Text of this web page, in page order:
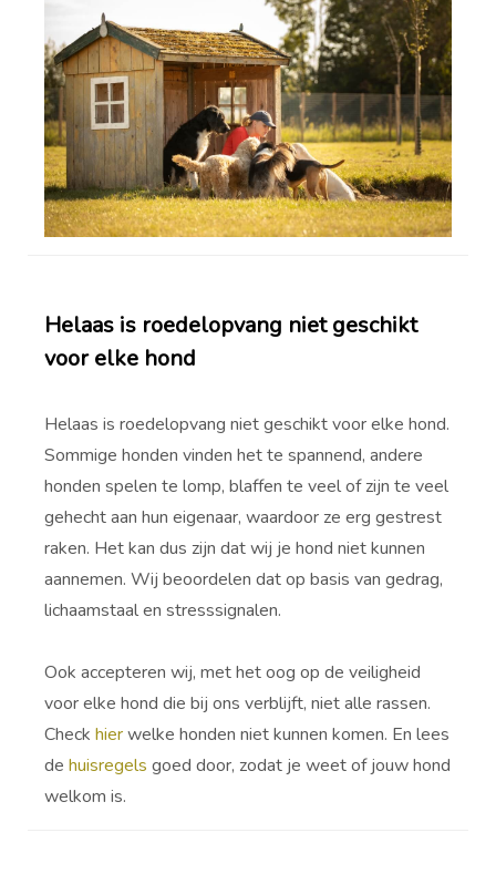
Helaas is roedelopvang niet geschikt
voor elke hond
Helaas is roedelopvang niet geschikt voor elke hond.
Sommige honden vinden het te spannend, andere
honden spelen te lomp, blaffen te veel of zijn te veel
gehecht aan hun eigenaar, waardoor ze erg gestrest
raken. Het kan dus zijn dat wij je hond niet kunnen
aannemen. Wij beoordelen dat op basis van gedrag,
lichaamstaal en stresssignalen.
Ook accepteren wij, met het oog op de veiligheid
voor elke hond die bij ons verblijft, niet alle rassen.
Check hierwelke honden niet kunnen komen. En lees
de huisregels goed door, zodat je weet of jouw hond
welkom is.